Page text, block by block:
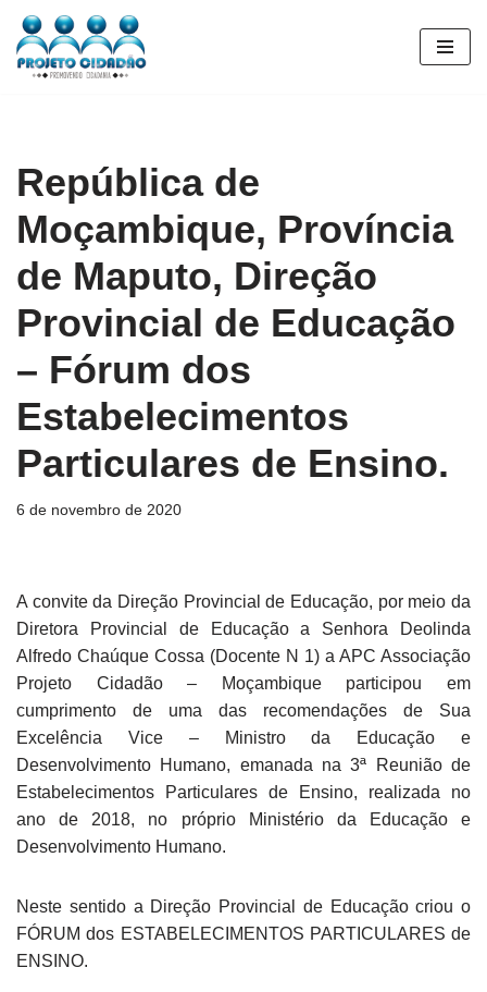
Pular
República de
Moçambique, Província
de Maputo, Direção
Provincial de Educação
– Fórum dos
Estabelecimentos
Particulares de Ensino.
6 de novembro de 2020
A convite da Direção Provincial de Educação, por meio da
Diretora Provincial de Educação a Senhora Deolinda
Alfredo Chaúque Cossa (Docente N 1) a APC Associação
Projeto Cidadão – Moçambique participou em
cumprimento de uma das recomendações de Sua
Excelência Vice – Ministro da Educação e
Desenvolvimento Humano, emanada na 3ª Reunião de
Estabelecimentos Particulares de Ensino, realizada no
ano de 2018, no próprio Ministério da Educação e
Desenvolvimento Humano.
Neste sentido a Direção Provincial de Educação criou o
FÓRUM dos ESTABELECIMENTOS PARTICULARES de
ENSINO.